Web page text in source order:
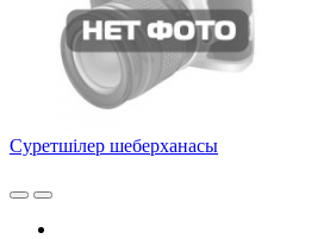
Суретшілер шеберханасы